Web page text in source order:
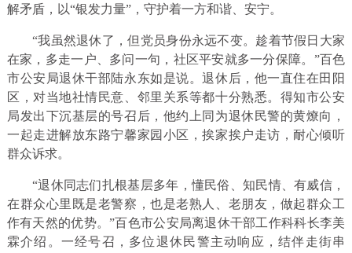
解矛盾，以“银发力量”，守护着一方和谐、安宁。
“我虽然退休了，但党员身份永远不变。趁着节假日大家
在家，多走一户、多问一句，社区平安就多一分保障。”百色
市公安局退休干部陆永东如是说。退休后，他一直住在田阳
区，对当地社情民意、邻里关系等都十分熟悉。得知市公安
局发出下沉基层的号召后，他约上同为退休民警的黄燎向，
一起走进解放东路宁馨家园小区，挨家挨户走访，耐心倾听
群众诉求。
“退休同志们扎根基层多年，懂民俗、知民情、有威信，
在群众心里既是老警察，也是老熟人、老朋友，做起群众工
作有天然的优势。”百色市公安局离退休干部工作科科长李美
霖介绍。一经号召，多位退休民警主动响应，结伴走街串